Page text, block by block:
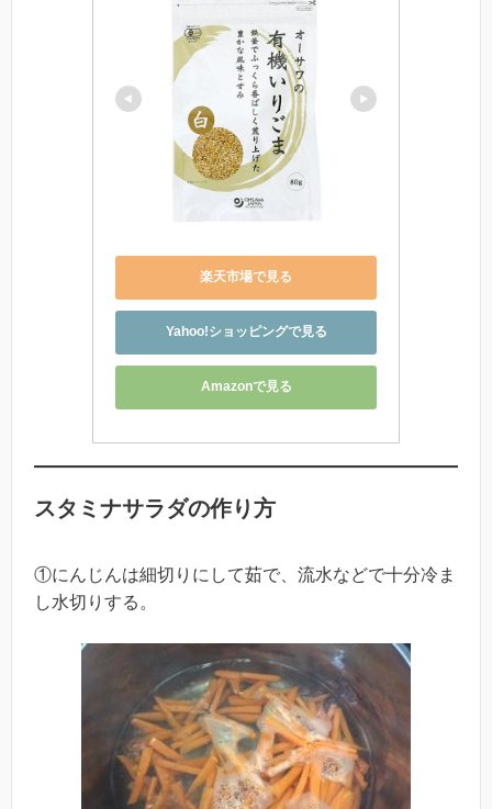
楽天市場で見る
Yahoo!ショッピングで見る
Amazonで見る
スタミナサラダの作り方
①にんじんは細切りにして茹で、流水などで十分冷ま
し水切りする。